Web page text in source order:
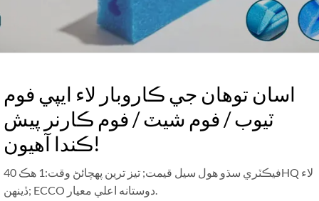
اسان توهان جي ڪاروبار لاء ايپي فوم
ٽيوب / فوم شيٽ / فوم ڪارنر پيش
ڪندا آهيون!
فيڪٽري سڌو هول سيل قيمت; تيز ترين پهچائڻ وقت:1 هڪ 40HQ لاء
ڏينهن; ECCO دوستانه اعلي معيار.